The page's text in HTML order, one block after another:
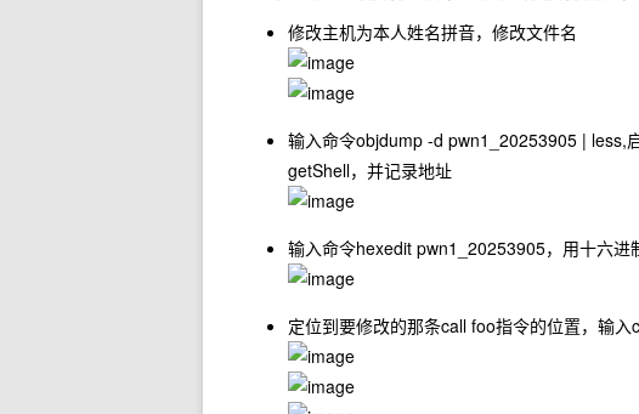
修改主机为本人姓名拼音，修改文件名
输入命令objdump -d pwn1_20253905 | less,
getShell，并记录地址
输入命令hexedit pwn1_20253905，用十六进
定位到要修改的那条call foo指令的位置，输